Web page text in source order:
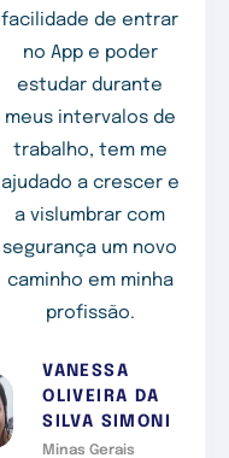
facilidade de entrar
no App e poder
estudar durante
meus intervalos de
trabalho, tem me
ajudado a crescer e
a vislumbrar com
segurança um novo
caminho em minha
profissão.
VANESSA
OLIVEIRA DA
SILVA SIMONI
Minas Gerais